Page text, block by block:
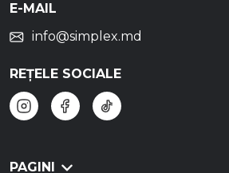
E-MAIL
info@simplex.md
REȚELE SOCIALE
PAGINI